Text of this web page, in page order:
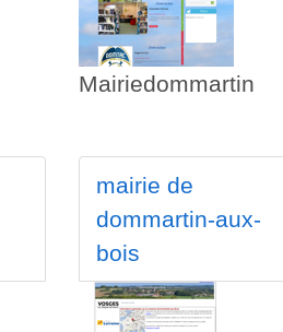
Mairiedommartin
mairie de
dommartin-aux-
bois